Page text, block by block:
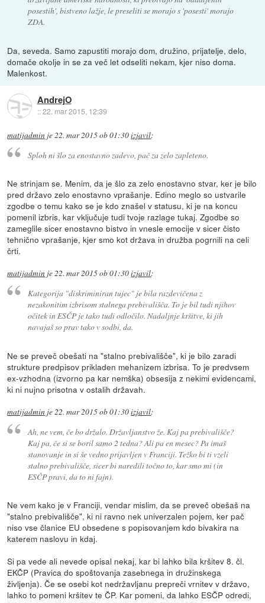
posestih', bistveno lažje, le preseliti se morajo s 'posesti' morajo
ZDA.
Da, seveda. Samo zapustiti morajo dom, družino, prijatelje, delo,
domače okolje in se za več let odseliti nekam, kjer niso doma.
Malenkost.
AndrejO
::22. mar 2015, 12:39
matijadmin je22. mar 2015 ob 01:30izjavil:
Sploh ni šlo za enostavno zadevo, pač za zelo zapleteno.
Ne strinjam se. Menim, da je šlo za zelo enostavno stvar, ker je bilo
pred državo zelo enostavno vprašanje. Edino meglo so ustvarile
zgodbe o temu kako se je kdo znašel v statusu, ki je na koncu
pomenil izbris, kar vključuje tudi tvoje razlage tukaj. Zgodbe so
zameglile sicer enostavno bistvo in vnesle emocije v sicer čisto
tehnično vprašanje, kjer smo kot država in družba pogrnili na celi
črti.
matijadmin je22. mar 2015 ob 01:30izjavil:
Kategorija "diskriminiran tujec" je bila razdevičena z
nezakonitim izbrisom stalnega prebivališča. To je bil tudi njihov
očitek in ESČP je tako tudi odločilo. Nadaljnje kršitve, ki jih
navajaš so prav tako v sodbi, da.
Ne se preveč obešati na "stalno prebivališče", ki je bilo zaradi
strukture predpisov prikladen mehanizem izbrisa. To je predvsem
ex-vzhodna (izvorno pa kar nemška) obsesija z nekimi evidencami,
ki ni nujno prisotna v ostalih državah.
matijadmin je22. mar 2015 ob 01:30izjavil:
Ah, ne vem, če bo držalo. Državljanstvo že. Kaj pa prebivališče?
Kaj pa, če si se boril samo 2 tedna? Ali pa en mesec? Pa imaš
stanovanje in si še vedno prijavljen v Franciji. Težko bi ti vzeli
stalno prebivališče, sicer bi naredili točno to, kar smo mi (in
ESČP pravi, da to ni fajn).
Ne vem kako je v Franciji, vendar mislim, da se preveč obešaš na
"stalno prebivališče", ki ni ravno nek univerzalen pojem, ker pač
niso vse članice EU obsedene s popisovanjem kdo bivakira na
katerem naslovu in kdaj.
Si pa vede ali nevede opisal nekaj, kar bi lahko bila kršitev 8. čl.
EKČP (Pravica do spoštovanja zasebnega in družinskega
življenja). Če se osebi kot nedržavljanu prepreči vrnitev v državo,
lahko to pomeni kršitev te ČP. Kar pomeni, da lahko ESČP odredi,